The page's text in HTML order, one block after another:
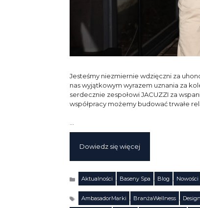
Jesteśmy niezmiernie wdzięczni za
nas wyjątkowym wyrazem uznania za
serdecznie zespołowi JACUZZI za
współpracy możemy budować trwałe
Dowiedz się więcej
KategorieAktualności , Baseny Spa , Blog , Nowości
AmbasadorMarki , BranżaWellness ,